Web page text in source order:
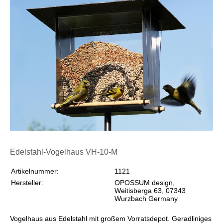
Edelstahl-Vogelhaus VH-10-M
Artikelnummer:
1121
Hersteller:
OPOSSUM design,
Weitisberga 63, 07343
Wurzbach Germany
Vogelhaus aus Edelstahl mit großem Vorratsdepot. Geradliniges